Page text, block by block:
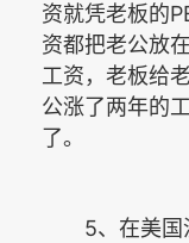
资就凭老板的
资都把老公放
工资，老板给
公涨了两年的
了。
5、在美